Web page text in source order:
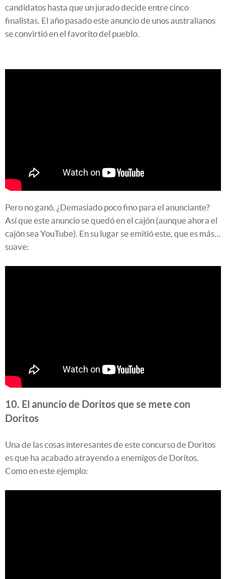
candidatos hasta que un jurado decide entre cinco
finalistas. El año pasado este anuncio de unos australianos
se convirtió en el favorito del pueblo.
Pero no ganó. ¿Demasiado poco fino para el anunciante?
Así que este anuncio se quedó en el cajón (aunque ahora el
cajón sea YouTube). En su lugar se emitió este, que es más…
suave:
10. El anuncio de Doritos que se mete con
Doritos
Una de las cosas interesantes de este concurso de Doritos
es que ha acabado atrayendo a enemigos de Doritos.
Como en este ejemplo: